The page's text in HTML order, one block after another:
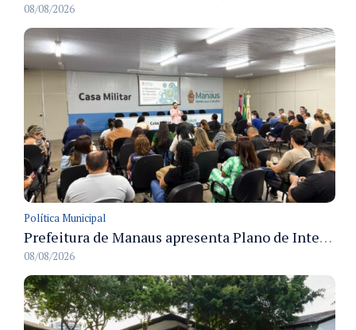
08/08/2026
Política Municipal
Prefeitura de Manaus apresenta Plano de Integridade da CGM e qualifica servidores para governança e conformidade no biênio 2027-2028
08/08/2026